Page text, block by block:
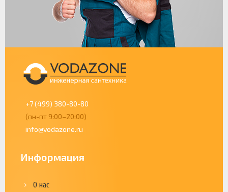
+7 (499) 380-80-80
(пн-пт 9:00–20:00)
info@vodazone.ru
Информация
О нас